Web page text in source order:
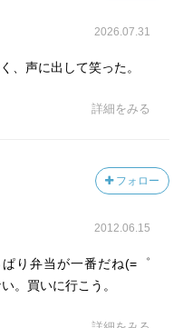
2026.07.31
、声に出して笑った。
詳細をみる
フォロー
2012.06.15
り弁当が一番だね(=゜
。買いに行こう。